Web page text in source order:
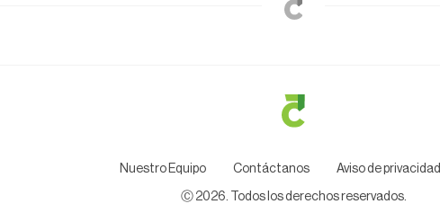
Nuestro Equipo Contáctanos Aviso de privacidad
Ⓒ 2026 . Todos los derechos reservados.